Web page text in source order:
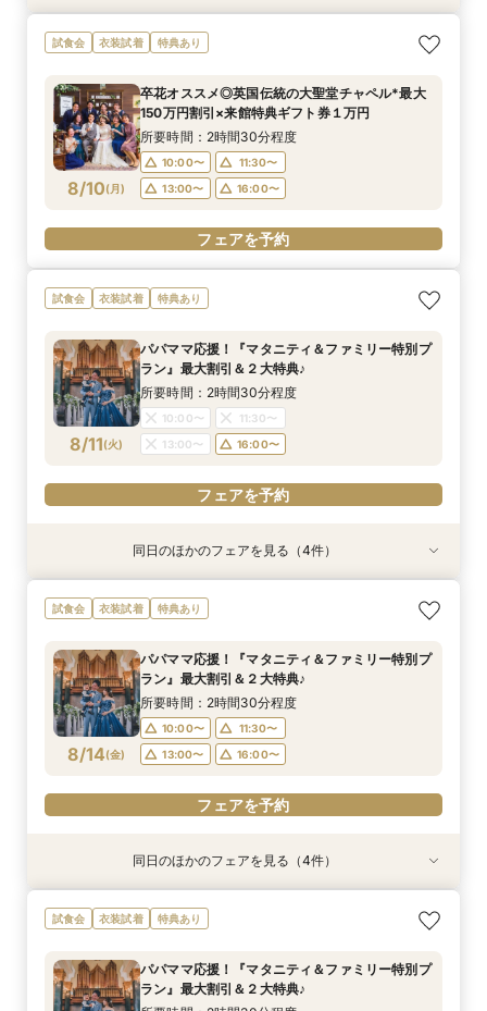
8/9(日)
【ドレス重視オススメ◎】人気ドレス２５万円
OFF*来館特典×無料試食付
10:00〜
11:30〜
13:00〜
16:00〜
フェアを予約
8/9(日)
【少人数婚応援】来館でヘアコスメ＆1万円ギフ
トGET！特典・試食フェア
10:00〜
11:30〜
13:00〜
16:00〜
フェアを予約
8/9(日)
【ペット婚人気NO.1】愛犬と誓うリングドッグ演
出×豪華試食フェア*最大15大特典付き
10:00〜
11:30〜
13:00〜
16:00〜
フェアを予約
8/9(日)
卒花オススメ◎英国伝統の大聖堂チャペル*最大
150万円割引×来館特典ギフト券１万円
10:00〜
11:30〜
13:00〜
16:00〜
フェアを予約
試食会 衣装試着 特典あり
8/10(月)
卒花オススメ◎英国伝統の大聖堂チャペル*最大
150万円割引×来館特典ギフト券１万円
所要時間：2時間30分程度
10:00〜
11:30〜
13:00〜
16:00〜
フェアを予約
試食会 衣装試着 特典あり
8/11(火)
パパママ応援！『マタニティ＆ファミリー特別プ
ラン』最大割引＆２大特典♪
所要時間：2時間30分程度
10:00〜
11:30〜
13:00〜
16:00〜
フェアを予約
衣装試着 特典あり
8/11(火)
【ドレス重視オススメ◎】人気ドレス２５万円
OFF*来館特典×無料試食付
10:00〜
11:30〜
13:00〜
16:00〜
フェアを予約
特典あり
8/11(火)
【少人数婚応援】来館でヘアコスメ＆1万円ギフ
トGET！特典・試食フェア
10:00〜
11:30〜
13:00〜
16:00〜
フェアを予約
衣装試着 特典あり
8/11(火)
【ペット婚人気NO.1】愛犬と誓うリングドッグ演
出×豪華試食フェア*最大15大特典付き
10:00〜
11:30〜
13:00〜
16:00〜
フェアを予約
衣装試着 特典あり
8/11(火)
卒花支持率◎*英国伝統の大聖堂チャペル見学×
最大150万円特典＆来館２大特典*試食付き
10:00〜
11:30〜
13:00〜
16:00〜
フェアを予約
同日のほかのフェアを見る（4件）
試食会 衣装試着 特典あり
8/14(金)
パパママ応援！『マタニティ＆ファミリー特別プ
ラン』最大割引＆２大特典♪
所要時間：2時間30分程度
10:00〜
11:30〜
13:00〜
16:00〜
フェアを予約
衣装試着 特典あり
【ドレス重視オススメ◎】人気ドレス２５万円
OFF*来館特典×無料試食付
10:00〜
11:30〜
特典あり
【少人数婚応援】来館でヘアコスメ＆1万円ギフ
トGET！特典・試食フェア
10:00〜
11:30〜
衣装試着 特典あり
卒花オススメ◎英国伝統の大聖堂チャペル*最大
150万円割引×来館特典ギフト券１万円
10:00〜
11:30〜
衣装試着 特典あり
【ペット婚人気NO.1】愛犬と誓うリングドッグ演
出×豪華試食フェア*最大15大特典付き
10:00〜
11:30〜
同日のほかのフェアを見る（4件）
試食会 衣装試着 特典あり
パパママ応援！『マタニティ＆ファミリー特別プ
ラン』最大割引＆２大特典♪